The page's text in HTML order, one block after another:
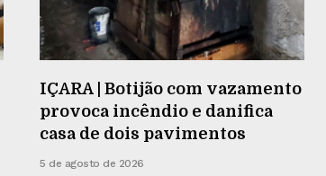
IÇARA | Botijão com vazamento
provoca incêndio e danifica
casa de dois pavimentos
5 de agosto de 2026